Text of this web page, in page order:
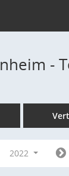
-
2022